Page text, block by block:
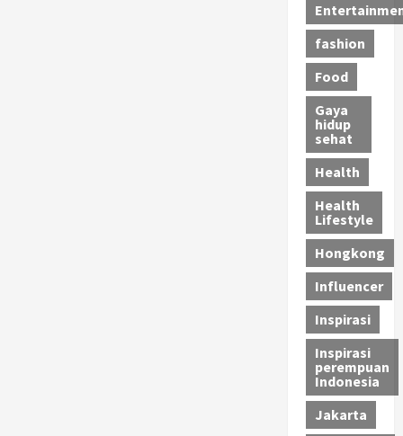
fashion
Food
Gaya
hidup
sehat
Health
Health
Lifestyle
Hongkong
Influencer
Inspirasi
Inspirasi
perempuan
Indonesia
Jakarta